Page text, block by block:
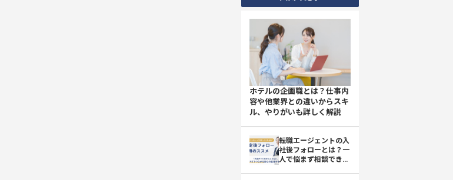
ホテルの企画職とは？仕事内
容や他業界との違いからスキ
ル、やりがいも詳しく解説
転職エージェントの入
社後フォローとは？一
人で悩まず相談できる